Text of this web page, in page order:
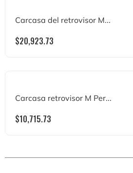
Carcasa del retrovisor M...
$20,923.73
Carcasa retrovisor M Per...
$10,715.73